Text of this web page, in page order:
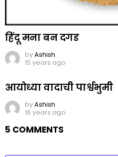
हिंदू मना बन दगड
byAshish
15 years ago
आयोध्या वादाची पार्श्वभुमी
byAshish
16 years ago
5 COMMENTS